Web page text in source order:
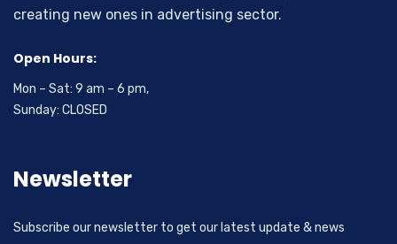
creating new ones in advertising sector.
Open Hours:
Mon – Sat: 9 am – 6 pm,
Sunday: CLOSED
Newsletter
Subscribe our newsletter to get our latest update & news